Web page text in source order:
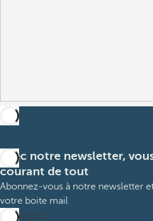
Avec notre newsletter,
courant de tout
Abonnez-vous à notre newsletter
votre boite mail
M’abonner